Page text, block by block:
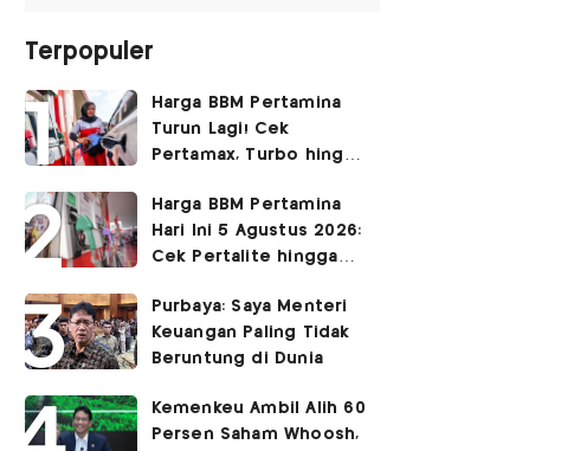
Terpopuler
Harga BBM Pertamina
Turun Lagi! Cek
Pertamax, Turbo hingga
Agustus 2026
Harga BBM Pertamina
Hari Ini 5 Agustus 2026:
Cek Pertalite hingga
Turun
Purbaya: Saya Menteri
Keuangan Paling Tidak
Beruntung di Dunia
Kemenkeu Ambil Alih 60
Persen Saham Whoosh,